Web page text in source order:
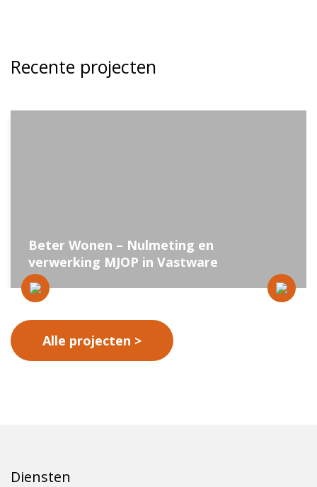
Recente projecten
Beter Wonen – Nulmeting en
verwerking MJOP in Vastware
Alle projecten
Diensten